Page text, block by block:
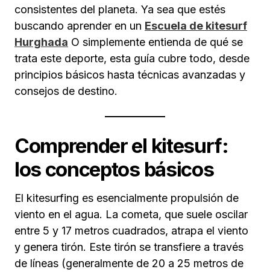
consistentes del planeta. Ya sea que estés
buscando aprender en un Escuela de kitesurf
Hurghada O simplemente entienda de qué se
trata este deporte, esta guía cubre todo, desde
principios básicos hasta técnicas avanzadas y
consejos de destino.
Comprender el kitesurf:
los conceptos básicos
El kitesurfing es esencialmente propulsión de
viento en el agua. La cometa, que suele oscilar
entre 5 y 17 metros cuadrados, atrapa el viento
y genera tirón. Este tirón se transfiere a través
de líneas (generalmente de 20 a 25 metros de